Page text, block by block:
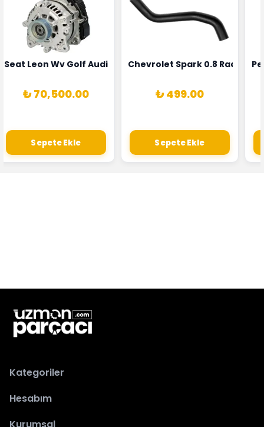
Sensörü Bosch Marka 1628HN-0258010081
Seat Leon Wv Golf Audi A3 Şarj Alternatörü Valeo Marka
₺ 70,500.00
Sepete Ekle
Chevrolet Spark 0.8 Radyatör
₺ 499.00
Sepete Ekle
Kategoriler
Hesabım